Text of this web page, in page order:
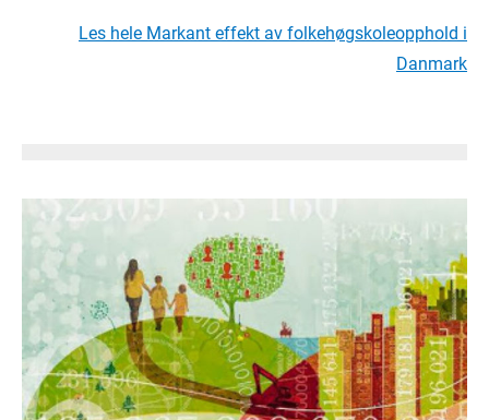
Les hele Markant effekt av folkehøgskoleopphold i
Danmark